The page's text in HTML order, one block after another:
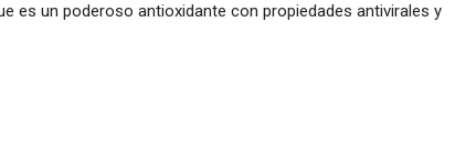
es un poderoso antioxidante con propiedades antivirales y